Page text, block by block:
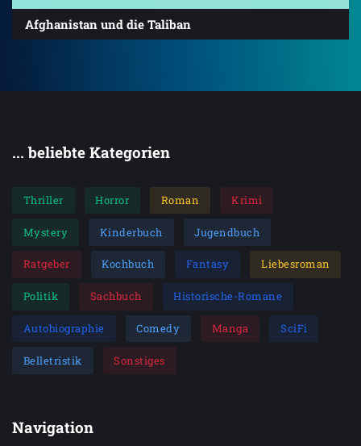
Afghanistan und die Taliban
... beliebte Kategorien
Thriller Horror Roman Krimi
Mystery Kinderbuch Jugendbuch
Ratgeber Kochbuch Fantasy Liebesroman
Politik Sachbuch Historische-Romane
Autobiographie Comedy Manga SciFi
Belletristik Sonstiges
Navigation